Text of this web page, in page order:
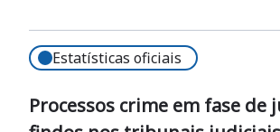
Estatísticas oficiais
Processos crime em fase de